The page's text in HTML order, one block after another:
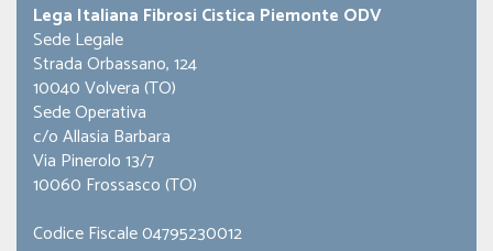
Lega Italiana Fibrosi Cistica Piemonte ODV
Sede Legale
Strada Orbassano, 124
10040 Volvera (TO)
Sede Operativa
c/o Allasia Barbara
Via Pinerolo 13/7
10060 Frossasco (TO)
Codice Fiscale 04795230012